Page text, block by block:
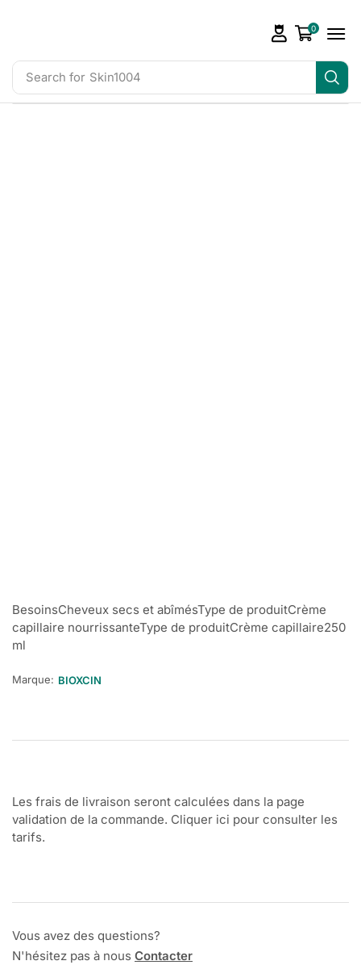
Search for Skin1004
0
BesoinsCheveux secs et abîmésType de produitCrème
capillaire nourrissanteType de produitCrème capillaire250
ml
Marque: BIOXCIN
Les frais de livraison seront calculées dans la page
validation de la commande. Cliquer ici pour consulter les
tarifs.
Vous avez des questions?
N'hésitez pas à nous Contacter